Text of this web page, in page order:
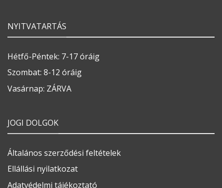
NYITVATARTÁS
Hétfő-Péntek: 7-17 óráig
Szombat: 8-12 óráig
Vasárnap: ZÁRVA
JOGI DOLGOK
Általános szerződési feltételek
Ellállási nyilatkozat
Adatvédelmi tájékoztató